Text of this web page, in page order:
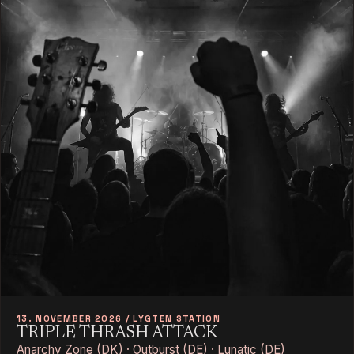
13. NOVEMBER 2026 / LYGTEN STATION
TRIPLE THRASH ATTACK
Anarchy Zone (DK) · Outburst (DE) · Lunatic (DE)